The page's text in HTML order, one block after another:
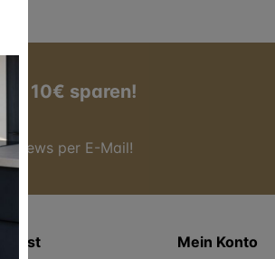
10€ sparen!
News per E-Mail!
Mein Konto